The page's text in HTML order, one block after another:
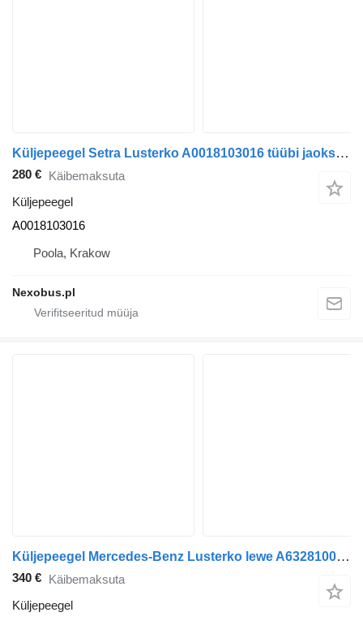
Küljepeegel Setra Lusterko A0018103016 tüübi jaoks bussi Mercedes-Benz Integro Conecto
280 € Käibemaksuta
Küljepeegel
A0018103016
Poola, Krakow
Nexobus.pl
Küljepeegel Mercedes-Benz Lusterko lewe A6328100316 tüübi jaoks bussi Mercedes-Benz Tourismo Travego
340 € Käibemaksuta
Küljepeegel